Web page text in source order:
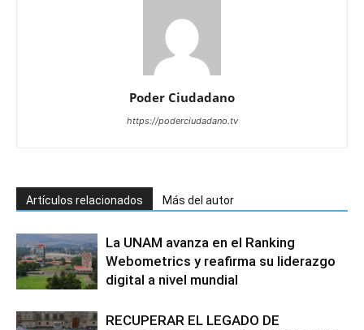
Poder Ciudadano
https://poderciudadano.tv
Artículos relacionados Más del autor
La UNAM avanza en el Ranking
Webometrics y reafirma su liderazgo
digital a nivel mundial
RECUPERAR EL LEGADO DE